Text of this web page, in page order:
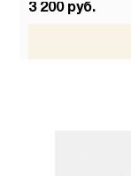
3 200 руб.